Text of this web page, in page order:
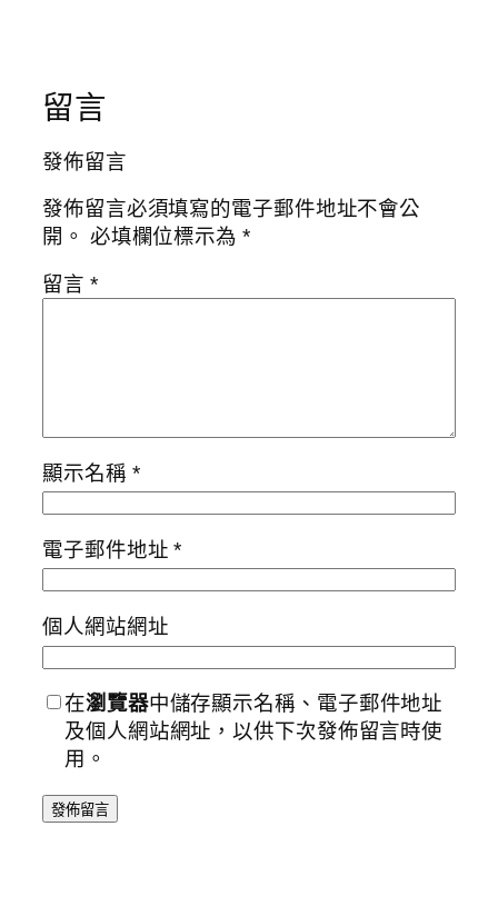
留言
發佈留言
發佈留言必須填寫的電子郵件地址不會公
開。 必填欄位標示為 *
留言 *
顯示名稱 *
電子郵件地址*
個人網站網址
在瀏覽器中儲存顯示名稱、電子郵件地址
及個人網站網址，以供下次發佈留言時使
用。